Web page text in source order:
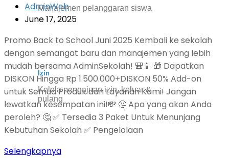
Manajemen pelanggaran siswa
Izin
Kelola pengajuan izin, keluar &
pulang
AdminWeb
June 17, 2025
Promo Back to School Juni 2025 Kembali ke sekolah
dengan semangat baru dan manajemen yang lebih
mudah bersama AdminSekolah! 🎒📱 🎁 Dapatkan
DISKON Hingga Rp 1.500.000+DISKON 50% Add-on
untuk Semua Produk dan Layanan Kami! Jangan
lewatkan kesempatan ini!💸 🤔 Apa yang akan Anda
peroleh? 🤔 ✅ Tersedia 3 Paket Untuk Menunjang
Kebutuhan Sekolah ✅ Pengelolaan
Selengkapnya